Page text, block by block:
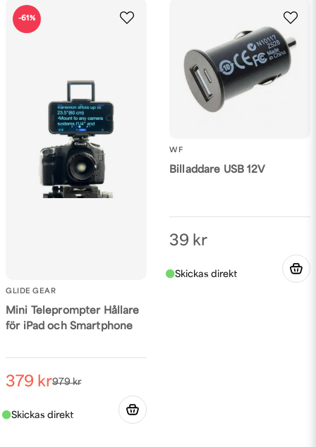
GLIDE GEAR
Mini Teleprompter Hållare
för iPad och Smartphone
979 kr
379 kr
-61%
WF
Billaddare USB 12V
39 kr